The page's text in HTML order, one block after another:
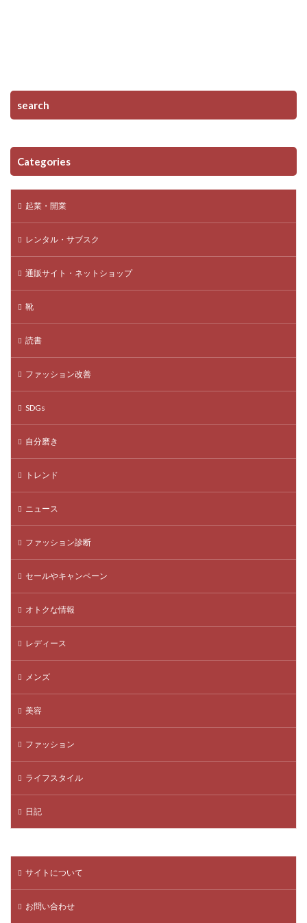
search
Categories
起業・開業
レンタル・サブスク
通販サイト・ネットショップ
靴
読書
ファッション改善
SDGs
自分磨き
トレンド
ニュース
ファッション診断
セールやキャンペーン
オトクな情報
レディース
メンズ
美容
ファッション
ライフスタイル
日記
サイトについて
お問い合わせ